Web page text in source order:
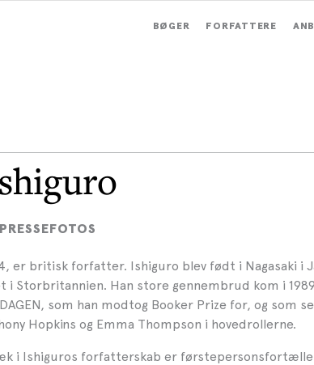
BØGER FORFATTERE
PRESSEFOTOS
er britisk forfatter. Ishiguro blev født i Nagasaki i
i Storbritannien. Han store gennembrud kom i
som han modtog Booker Prize for, og som
Hopkins og Emma Thompson i hovedrollerne.
i Ishiguros forfatterskab er